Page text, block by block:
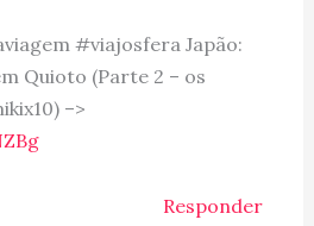
#viajosfera Japão:
Quioto (Parte 2 – os
–>
Responder